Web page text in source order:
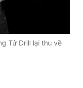
Tử Drill lại thu về